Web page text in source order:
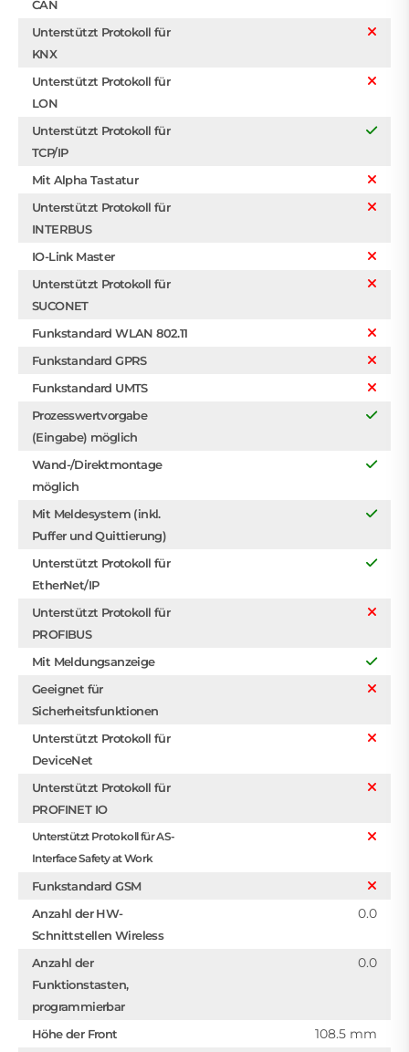
CAN
Unterstützt Protokoll für
KNX
Unterstützt Protokoll für
LON
Unterstützt Protokoll für
TCP/IP
Mit Alpha Tastatur
Unterstützt Protokoll für
INTERBUS
IO-Link Master
Unterstützt Protokoll für
SUCONET
Funkstandard WLAN 802.11
Funkstandard GPRS
Funkstandard UMTS
Prozesswertvorgabe
(Eingabe) möglich
Wand-/Direktmontage
möglich
Mit Meldesystem (inkl.
Puffer und Quittierung)
Unterstützt Protokoll für
EtherNet/IP
Unterstützt Protokoll für
PROFIBUS
Mit Meldungsanzeige
Geeignet für
Sicherheitsfunktionen
Unterstützt Protokoll für
DeviceNet
Unterstützt Protokoll für
PROFINET IO
Unterstützt Protokoll für AS-
Interface Safety at Work
Funkstandard GSM
Anzahl der HW-
Schnittstellen Wireless
0.0
Anzahl der
Funktionstasten,
programmierbar
0.0
Höhe der Front 108.5 mm